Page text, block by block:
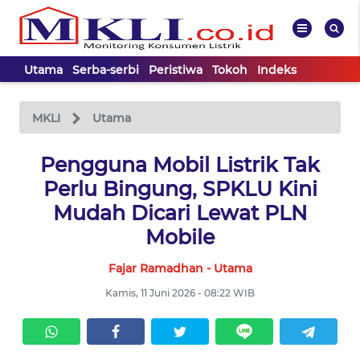
Utama Serba-serbi Peristiwa Tokoh Indeks
MKLI Utama
Pengguna Mobil Listrik Tak
Perlu Bingung, SPKLU Kini
Mudah Dicari Lewat PLN
Mobile
Fajar Ramadhan - Utama
Kamis, 11 Juni 2026 - 08:22 WIB
TV
Tutup
UTAMA
SERBA-
SERBI
TOKOH